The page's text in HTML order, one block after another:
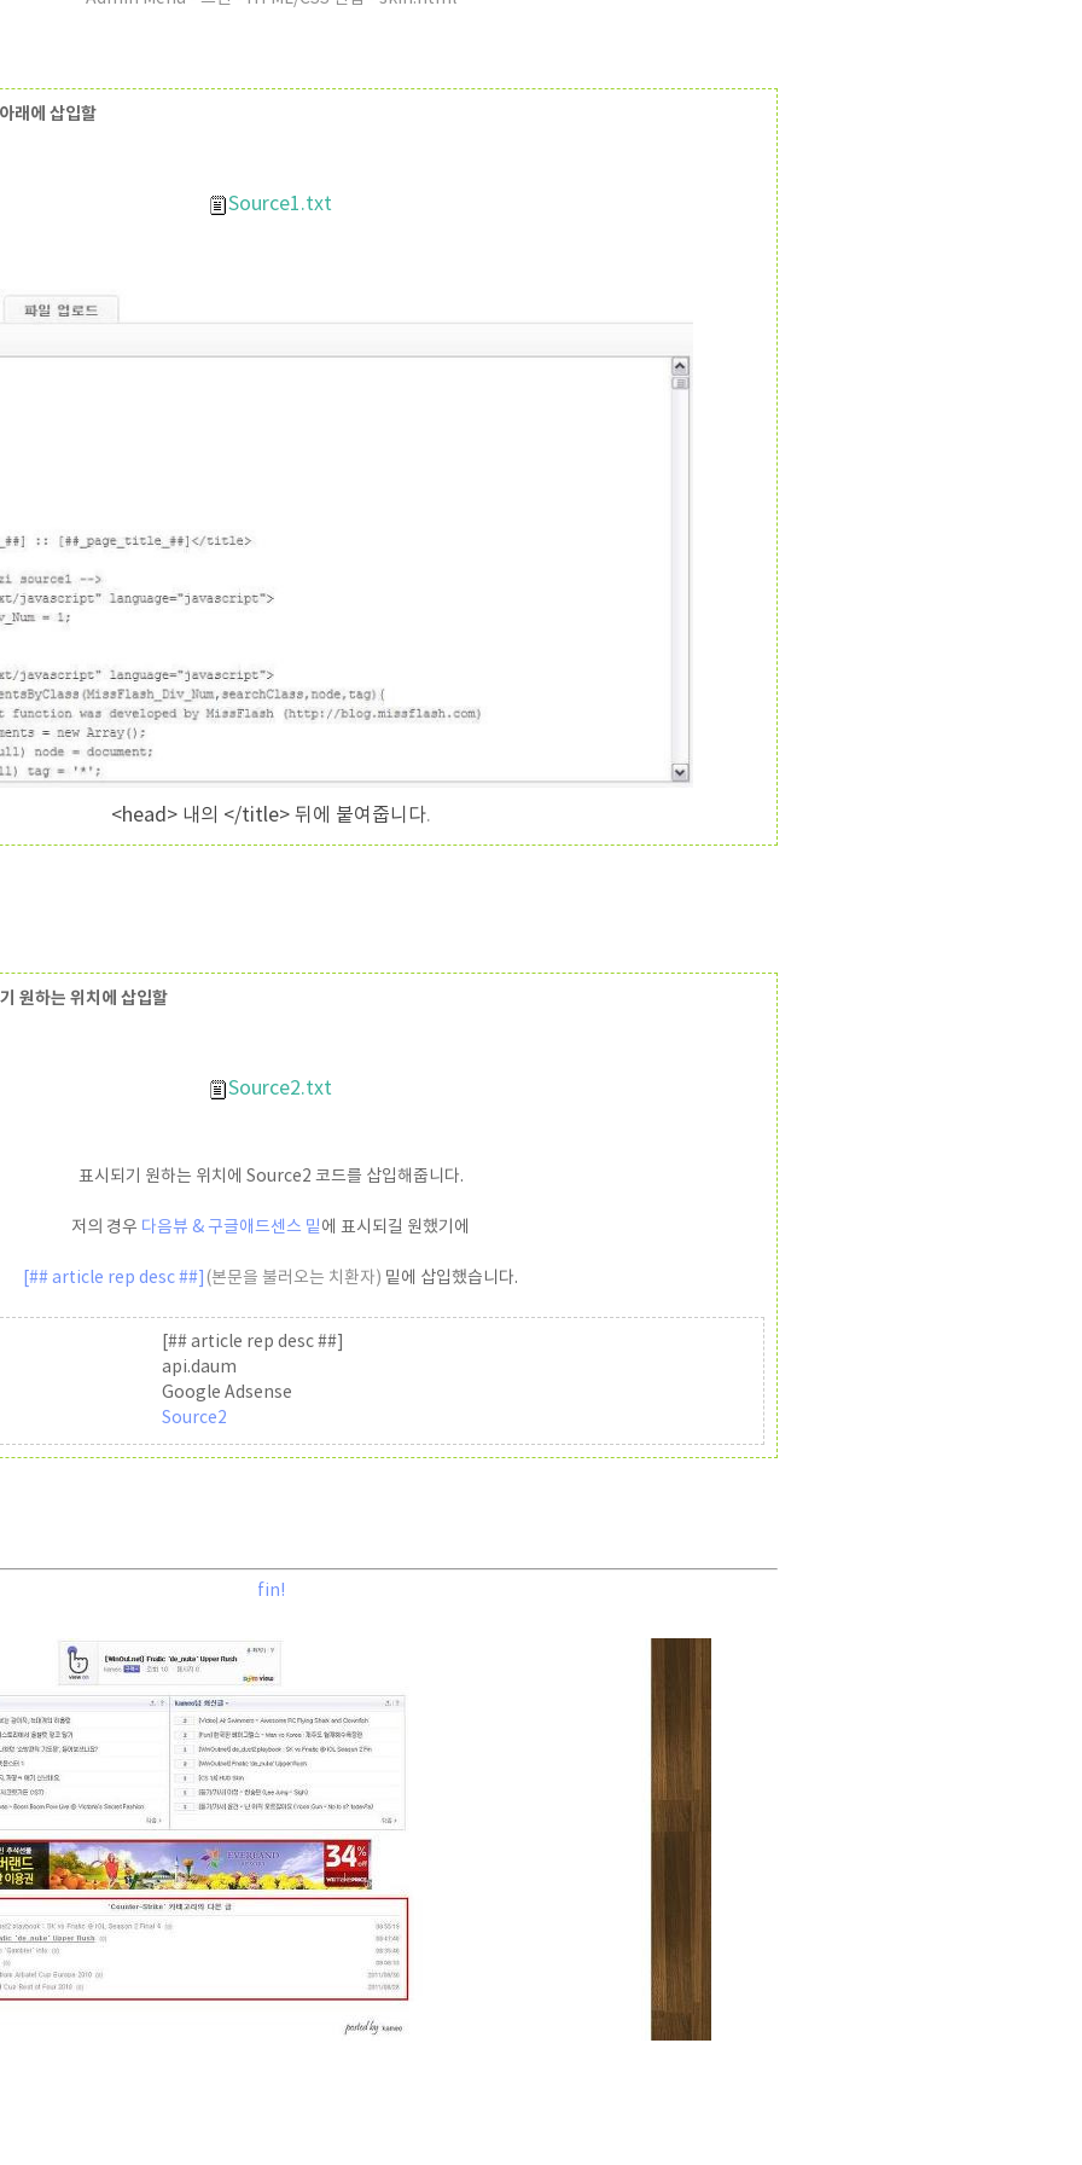
에 삽입할
Source1.txt
<head> 내의 </title> 뒤에 붙여줍니다.
원하는 위치에 삽입할
Source2.txt
표시되기 원하는 위치에 Source2 코드를 삽입해줍니다.
저의 경우 다음뷰 & 구글애드센스 밑에 표시되길 원했기에
[## article rep desc ##] (본문을 불러오는 치환자) 밑에 삽입했습니다.
[## article rep desc ##]
api.daum
Google Adsense
Source2
fin!